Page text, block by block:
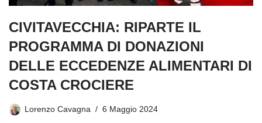
CIVITAVECCHIA: RIPARTE IL
PROGRAMMA DI DONAZIONI
DELLE ECCEDENZE ALIMENTARI DI
COSTA CROCIERE
Lorenzo Cavagna 6 Maggio 2024